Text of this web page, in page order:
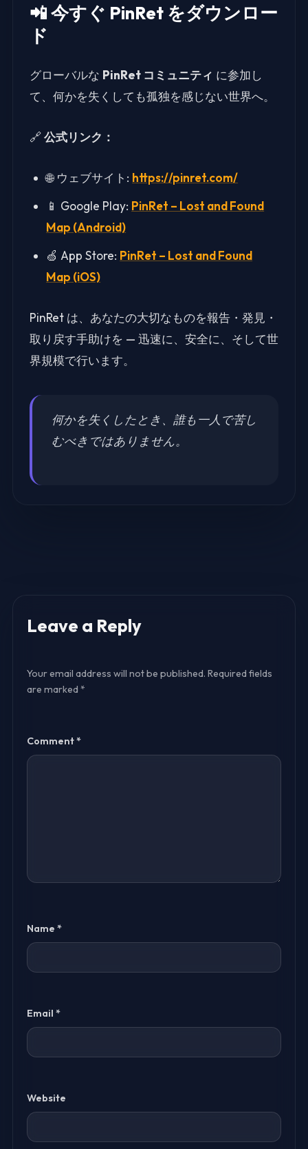
📲 今すぐ PinRet をダウンロー
ド
グローバルな PinRet コミュニティ に参加し
て、何かを失くしても孤独を感じない世界へ。
🔗公式リンク：
🌐 ウェブサイト: https://pinret.com/
📱 Google Play: PinRet – Lost and Found
Map (Android)
🍏 App Store: PinRet – Lost and Found
Map (iOS)
PinRet は、あなたの大切なものを報告・発見・
取り戻す手助けを — 迅速に、安全に、そして世
界規模で行います。
何かを失くしたとき、誰も一人で苦し
むべきではありません。
Leave a Reply
Your email address will not be published. Required fields
are marked *
Comment*
Name *
Email *
Website